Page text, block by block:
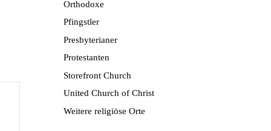
Orthodoxe
Pfingstler
Presbyterianer
Protestanten
Storefront Church
United Church of Christ
Weitere religiöse Orte